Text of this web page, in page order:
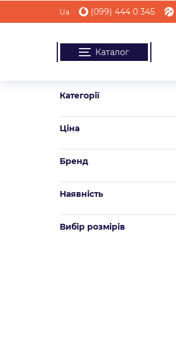
Ua (099) 444 0 345
Каталог
Категорії
Ціна
Бренд
Наявність
Вибір розмірів